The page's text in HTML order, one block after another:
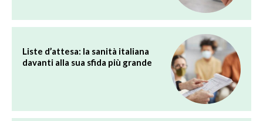
Liste d’attesa: la sanità italiana
davanti alla sua sfida più grande